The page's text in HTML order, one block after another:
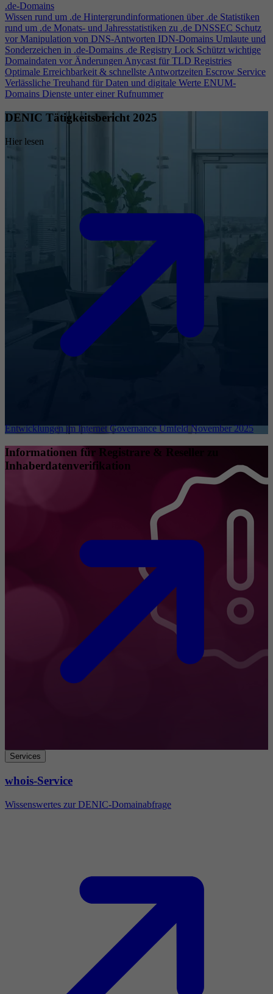
.de-Domains
Wissen rund um .de Hintergrundinformationen über .de Statistiken
rund um .de Monats- und Jahresstatistiken zu .de DNSSEC Schutz
vor Manipulation von DNS-Antworten IDN-Domains Umlaute und
Sonderzeichen in .de-Domains .de Registry Lock Schützt wichtige
Domaindaten vor ÄnderungenAnycast für TLD Registries
Optimale Erreichbarkeit & schnellste Antwortzeiten Escrow Service
Verlässliche Treuhand für Daten und digitale Werte ENUM-
Domains Dienste unter einer Rufnummer
DENIC Tätigkeitsbericht 2025
Hier lesen
Entwicklungen im Internet Governance Umfeld November 2025
Informationen für Registrare & Reseller zu
Inhaberdatenverifikation
Services
whois-Service
Wissenswertes zur DENIC-Domainabfrage